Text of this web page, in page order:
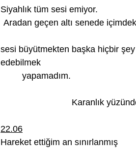
Siyahlık tüm sesi emiyor.
Aradan geçen altı senede
sesi büyütmekten başka hiçbir şey
edebilmek
yapamadım.
22.06
Hareket ettiğim an sınırlanmış